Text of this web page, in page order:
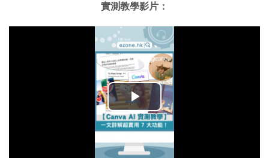
實測教學影片：
播
放